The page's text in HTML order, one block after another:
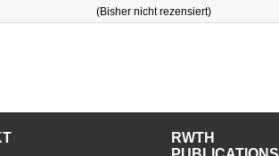
(Bisher nicht rezensiert)
RWTH